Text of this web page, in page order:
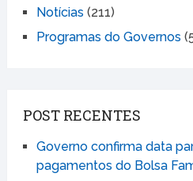
Notícias (211)
Programas do Governos
POST RECENTES
Governo confirma data
pagamentos do Bolsa